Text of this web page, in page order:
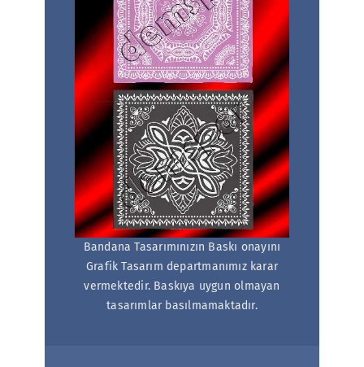
Bandana Tasarımınızın Baskı onayını
Grafik Tasarım departmanımız karar
vermektedir. Baskıya uygun olmayan
tasarımlar basılmamaktadır.